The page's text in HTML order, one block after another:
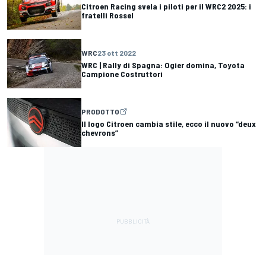
Citroen Racing svela i piloti per il WRC2 2025: i
fratelli Rossel
WRC23 ott 2022
WRC | Rally di Spagna: Ogier domina, Toyota
Campione Costruttori
PRODOTTO
Il logo Citroen cambia stile, ecco il nuovo “deux
chevrons”